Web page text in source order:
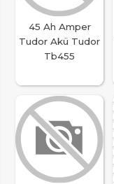
45 Ah Amper
Tudor Akü Tudor
Tb455